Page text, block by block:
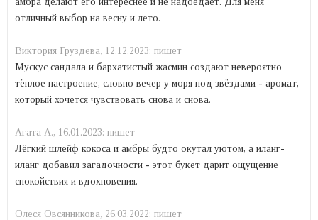
отличный выбор на весну и лето.
Виктория Груздева, 12.12.2023: пишет
Мускус сандала и бархатистый жасмин создают невероятно
тёплое настроение, словно вечер у моря под звёздами - аромат,
который хочется чувствовать снова и снова.
Агата А., 16.01.2023: пишет
Лёгкий шлейф кокоса и амбры будто окутал уютом, а иланг-
иланг добавил загадочности - этот букет дарит ощущение
спокойствия и вдохновения.
Олеся Овсянникова, 26.03.2022: пишет